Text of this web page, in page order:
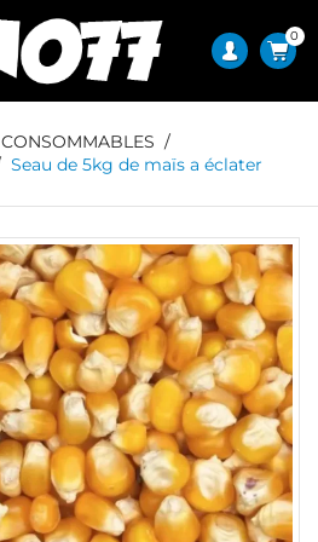
0
CONSOMMABLES
Seau de 5kg de maïs a éclater